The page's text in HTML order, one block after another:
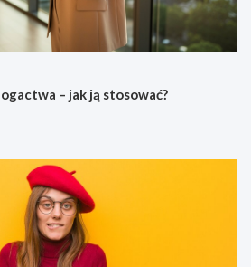
– jak ją stosować?